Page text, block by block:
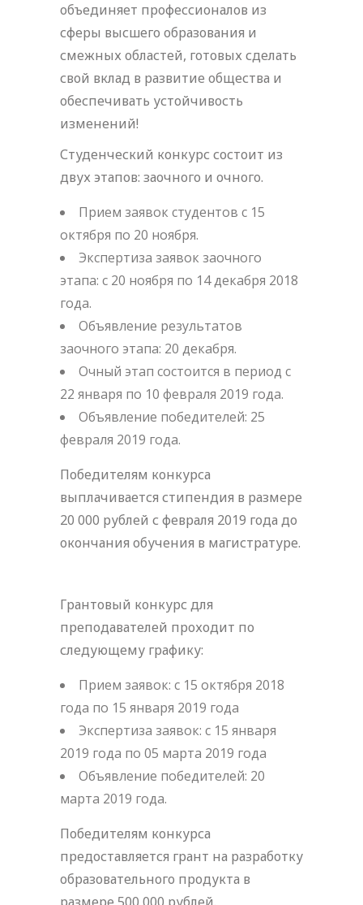
объединяет профессионалов из
сферы высшего образования и
смежных областей, готовых сделать
свой вклад в развитие общества и
обеспечивать устойчивость
изменений!
Студенческий конкурс состоит из
двух этапов: заочного и очного.
Прием заявок студентов с 15
октября по 20 ноября.
Экспертиза заявок заочного
этапа: с 20 ноября по 14 декабря 2018
года.
Объявление результатов
заочного этапа: 20 декабря.
Очный этап состоится в период с
22 января по 10 февраля 2019 года.
Объявление победителей: 25
февраля 2019 года.
Победителям конкурса
выплачивается стипендия в размере
20 000 рублей с февраля 2019 года до
окончания обучения в магистратуре.
Грантовый конкурс для
преподавателей проходит по
следующему графику:
Прием заявок: с 15 октября 2018
года по 15 января 2019 года
Экспертиза заявок: с 15 января
2019 года по 05 марта 2019 года
Объявление победителей: 20
марта 2019 года.
Победителям конкурса
предоставляется грант на разработку
образовательного продукта в